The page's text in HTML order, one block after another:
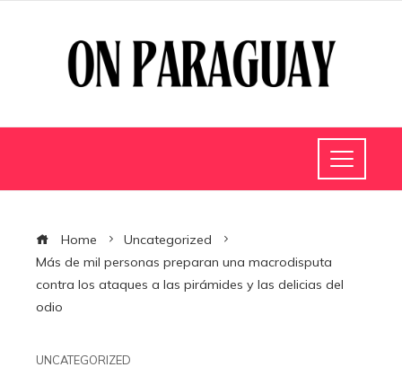
Home
Uncategorized
Más de mil personas preparan una macrodisputa
contra los ataques a las pirámides y las delicias del
odio
UNCATEGORIZED